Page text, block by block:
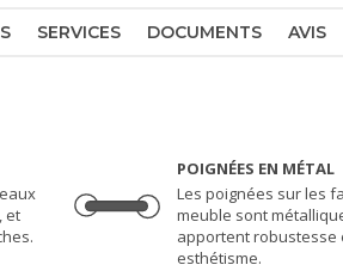
SERVICES DOCUMENTS AVIS
et
POIGNÉES EN MÉTAL
Les poignées sur les
meuble sont
apportent robustesse
esthétisme.